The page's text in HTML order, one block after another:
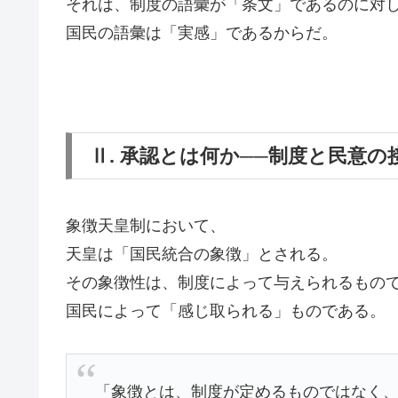
それは、制度の語彙が「条文」であるのに対し
国民の語彙は「実感」であるからだ。
Ⅱ. 承認とは何か──制度と民意の
象徴天皇制において、
天皇は「国民統合の象徴」とされる。
その象徴性は、制度によって与えられるもの
国民によって「感じ取られる」ものである。
「象徴とは、制度が定めるものではなく、